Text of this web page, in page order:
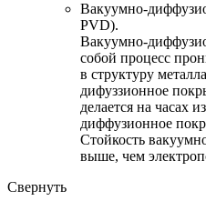
Вакуумно-
PVD).
Вакуумно-
собой процесс
в структуру
дифуззионное
делается на часах
диффузионное
Стойкость
выше, чем
Свернуть